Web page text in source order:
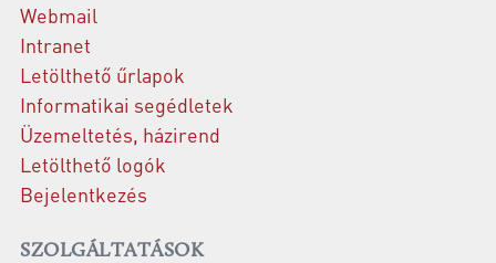
Webmail
Intranet
Letölthető űrlapok
Informatikai segédletek
Üzemeltetés, házirend
Letölthető logók
Bejelentkezés
SZOLGÁLTATÁSOK